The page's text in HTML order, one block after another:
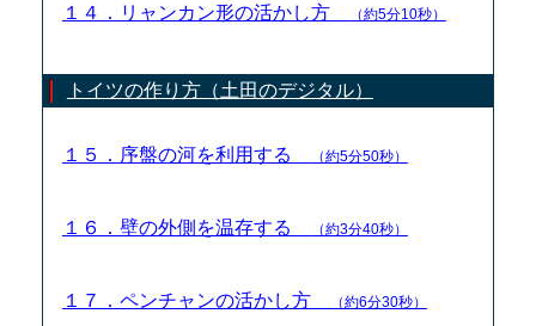
１４．リャンカン形の活かし方 （約5分10秒）
トイツの作り方（土田のデジタル）
１５．序盤の河を利用する （約5分50秒）
１６．壁の外側を温存する （約3分40秒）
１７．ペンチャンの活かし方 （約6分30秒）